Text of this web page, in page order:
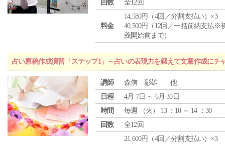
回数
全12回
料金
14,580円（4回／分割支払い）×3
40,500円（12回／一括前納支払※
義開始前まで）
占い原稿作成演習「ステップ1」～占いの表現力を鍛えて文章作成にチ
講師
森信 彰雄 他
日程
4月 7日 ～ 6月 30日
時間
毎週 （火 ） 13 ：10 ～ 14 ：30
回数
全12回
21,600円（4回／分割支払い）×3